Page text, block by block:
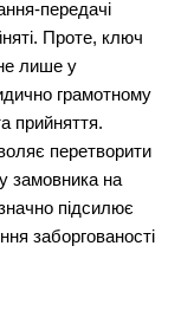
передачі
Проте, ключ
лише у
грамотному
прийняття.
перетворити
замовника на
підсилює
заборгованості